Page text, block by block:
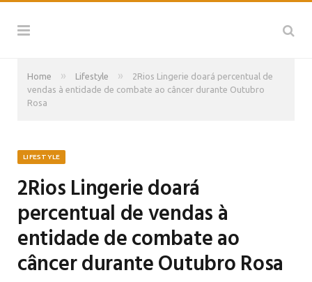
Home » Lifestyle »
2Rios Lingerie doará percentual de
vendas à entidade de combate ao câncer durante Outubro
Rosa
LIFESTYLE
2Rios Lingerie doará
percentual de vendas à
entidade de combate ao
câncer durante Outubro Rosa